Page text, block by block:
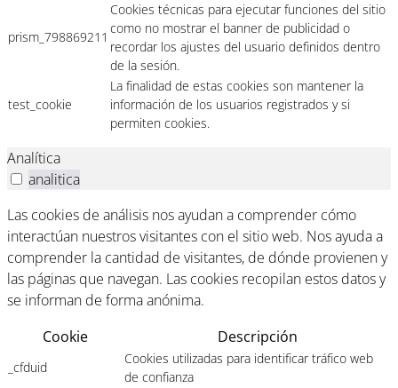
prism_798869211
Cookies técnicas para ejecutar funciones del sitio
como no mostrar el banner de publicidad o
recordar los ajustes del usuario definidos dentro
de la sesión.
test_cookie
La finalidad de estas cookies son mantener la
información de los usuarios registrados y si
permiten cookies.
Analítica
analitica
Las cookies de análisis nos ayudan a comprender cómo
interactúan nuestros visitantes con el sitio web. Nos ayuda a
comprender la cantidad de visitantes, de dónde provienen y
las páginas que navegan. Las cookies recopilan estos datos y
se informan de forma anónima.
Cookie
Descripción
_cfduid
Cookies utilizadas para identificar tráfico web
de confianza